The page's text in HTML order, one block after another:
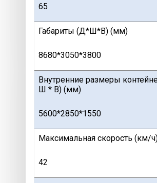
65
Габариты (Д*Ш*В) (мм)
8680*3050*3800
Внутренние размеры
Ш * В) (мм)
5600*2850*1550
Максимальная скорость (км/
42